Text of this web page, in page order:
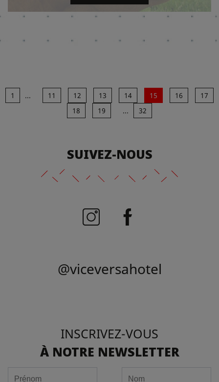
1 ... 11 12 13 14 15 16
17
18
19 ... 32
SUIVEZ-NOUS
@viceversahotel
INSCRIVEZ-VOUS
À NOTRE NEWSLETTER